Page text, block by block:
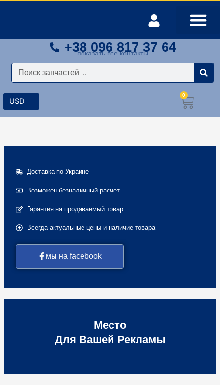
+38 096 817 37 64
показать все контакты
Поиск
0
Доставка по Украине
Возможен безналичный расчет
Гарантия на продаваемый товар
Всегда актуальные цены и наличие товара
мы на facebook
Место
Для Вашей Рекламы